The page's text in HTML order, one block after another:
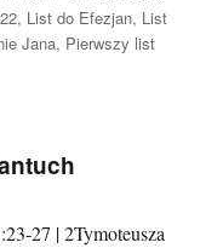
, List do Efezjan, List
Jana, Pierwszy list
27 | 2Tymoteusza